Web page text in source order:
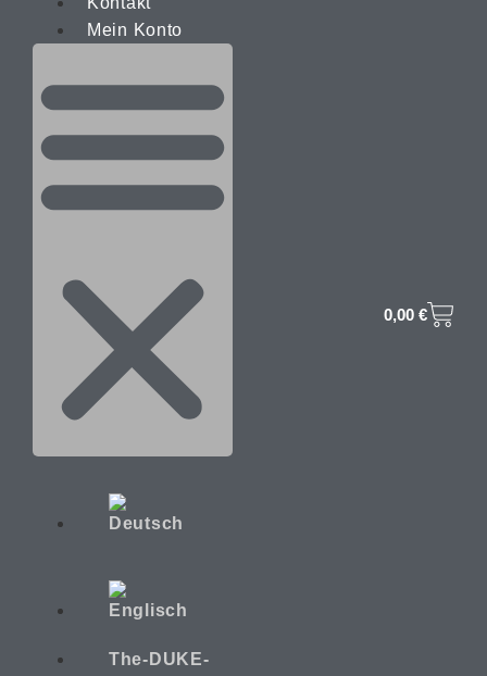
Mein Konto
The-DUKE-
0,00 €